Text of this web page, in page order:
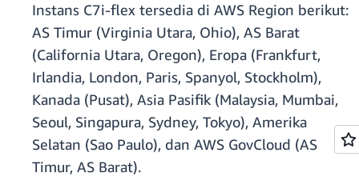
Instans C7i-flex tersedia di AWS Region berikut:
AS Timur (Virginia Utara, Ohio), AS Barat
(California Utara, Oregon), Eropa (Frankfurt,
Irlandia, London, Paris, Spanyol, Stockholm),
Kanada (Pusat), Asia Pasifik (Malaysia, Mumbai,
Seoul, Singapura, Sydney, Tokyo), Amerika
Selatan (Sao Paulo), dan AWS GovCloud (AS
Timur, AS Barat).